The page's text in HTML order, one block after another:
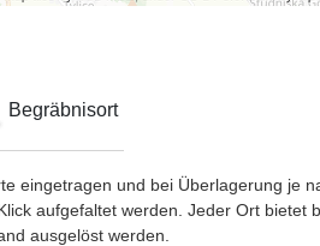
Begräbnisort
eingetragen und bei Überlagerung je
aufgefaltet werden. Jeder Ort bietet
ausgelöst werden.